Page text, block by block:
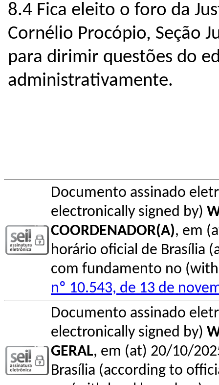
8.4 Fica eleito o foro da
Cornélio Procópio, Seção
para dirimir questões do
administrativamente.
Documento assinado
electronically signed by)
COORDENADOR(A), em
horário oficial de Brasília
com fundamento no
nº 10.543, de 13 de
Documento assinado
electronically signed by)
GERAL, em (at) 20/10/
Brasília (according to